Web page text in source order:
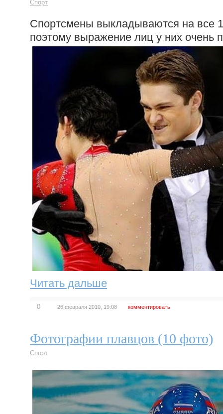
Спорт
Спортсмены выкладываются на все
поэтому выражение лиц у них очень
Читать дальше
0 26 февраля 2010, 19:08 комментировать
Фотографии плавцов (10 фото)
Спорт